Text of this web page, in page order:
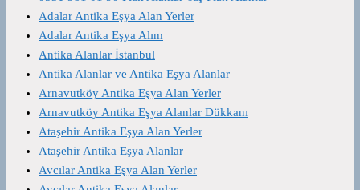
Adalar Antika Eşya Alan Yerler
Adalar Antika Eşya Alım
Antika Alanlar İstanbul
Antika Alanlar ve Antika Eşya Alanlar
Arnavutköy Antika Eşya Alan Yerler
Arnavutköy Antika Eşya Alanlar Dükkanı
Ataşehir Antika Eşya Alan Yerler
Ataşehir Antika Eşya Alanlar
Avcılar Antika Eşya Alan Yerler